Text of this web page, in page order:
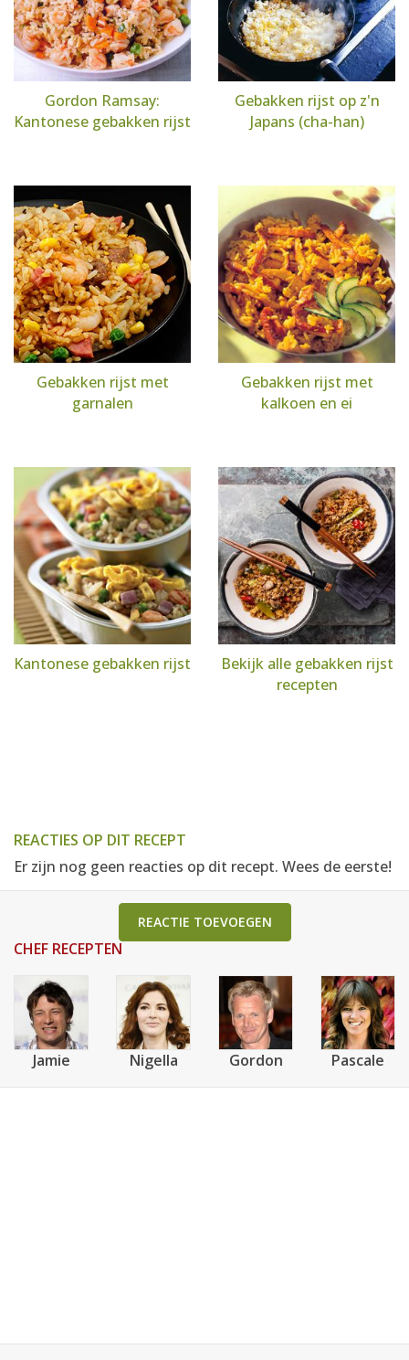
Gordon Ramsay:
Kantonese gebakken rijst
Gebakken rijst op z'n
Japans (cha-han)
Gebakken rijst met
garnalen
Gebakken rijst met
kalkoen en ei
Kantonese gebakken rijst
Bekijk alle gebakken rijst
recepten
REACTIES OP DIT RECEPT
Er zijn nog geen reacties op dit recept. Wees de eerste!
REACTIE TOEVOEGEN
CHEF RECEPTEN
Jamie Nigella Gordon Pascale